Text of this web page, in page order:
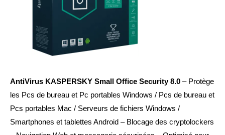
AntiVirus KASPERSKY Small Office Security 8.0 – Protège
les Pcs de bureau et Pc portables Windows / Pcs de bureau et
Pcs portables Mac / Serveurs de fichiers Windows /
Smartphones et tablettes Android – Blocage des cryptolockers